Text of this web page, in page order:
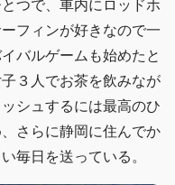
つで、車内にロッドホ
フィンが好きなので一
バルゲームも始めたと
３人でお茶を飲みなが
シュするには最高のひ
さらに静岡に住んでか
毎日を送っている。